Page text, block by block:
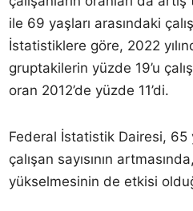
ile 69 yaşları arasındaki
İstatistiklere göre, 2022
gruptakilerin yüzde 19’u
oran 2012’de yüzde 11’di.
Federal İstatistik Dairesi, 65
çalışan sayısının
yükselmesinin de etkisi